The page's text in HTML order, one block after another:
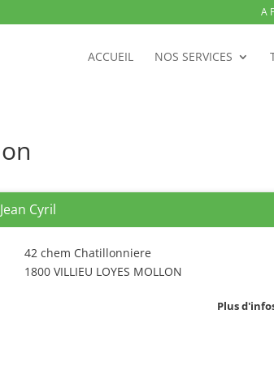
A
ACCUEIL NOS SERVICES
Jean Cyril
42 chem Chatillonniere
1800 VILLIEU LOYES MOLLON
Plus